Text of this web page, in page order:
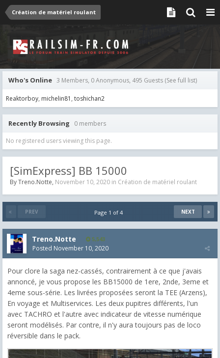
Création de matériel roulant
Who's Online 3 Members, 0 Anonymous, 495 Guests (See full list)
Reaktorboy michelin81 toshichan2
Recently Browsing 0 members
No registered users viewing this page.
[SimExpress] BB 15000
ByTreno.Notte, November 10, 2020 in Création de matériel roulant
PREV NEXT
Page 1 of 4
Treno.Notte 5,543
Posted November 10, 2020
Pour clore la saga nez-cassés, contrairement à ce que j'avais
annoncé, je vous propose les BB15000 de 1ere, 2nde, 3eme et
4eme sous-série. Les livrées proposées seront la TEE (Arzens),
En voyage et Multiservices. Les deux pupitres différents, l'un
avec TACHRO et l'autre avec indicateur de vitesse numérique
seront modélisés. Par contre, il n'y aura toujours pas de loco
réversible dans le pack.